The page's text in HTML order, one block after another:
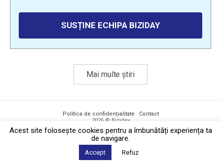
SUSȚINE ECHIPA BIZIDAY
Mai multe știri
Politica de confidențialitate · Contact
2026 © Biziday
Acest site foloseşte cookies pentru a îmbunătăți experiența ta
de navigare.
Accept Refuz